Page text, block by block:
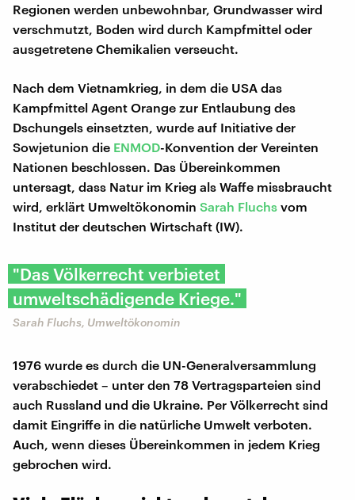
Regionen werden unbewohnbar, Grundwasser wird
verschmutzt, Boden wird durch Kampfmittel oder
ausgetretene Chemikalien verseucht.
Nach dem Vietnamkrieg, in dem die USA das
Kampfmittel Agent Orange zur Entlaubung des
Dschungels einsetzten, wurde auf Initiative der
Sowjetunion die ENMOD-Konvention der Vereinten
Nationen beschlossen. Das Übereinkommen
untersagt, dass Natur im Krieg als Waffe missbraucht
wird, erklärt Umweltökonomin Sarah Fluchs vom
Institut der deutschen Wirtschaft (IW).
"Das Völkerrecht verbietet
umweltschädigende Kriege."
Sarah Fluchs, Umweltökonomin
1976 wurde es durch die UN-Generalversammlung
verabschiedet – unter den 78 Vertragsparteien sind
auch Russland und die Ukraine. Per Völkerrecht sind
damit Eingriffe in die natürliche Umwelt verboten.
Auch, wenn dieses Übereinkommen in jedem Krieg
gebrochen wird.